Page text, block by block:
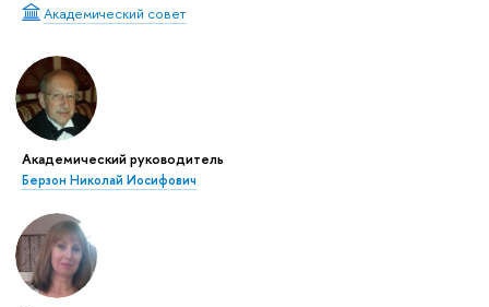
Академический совет
Академический руководитель
Берзон Николай Иосифович